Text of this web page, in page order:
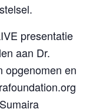
presentatie
aan Dr.
opgenomen en